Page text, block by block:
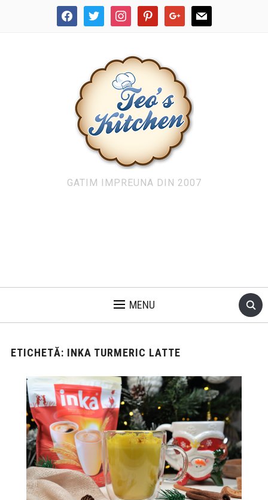
facebooktwitter instagrampinterestgoogle mail
GATIM IMPREUNA DIN 2007
MENU
ETICHETĂ: INKA TURMERIC LATTE